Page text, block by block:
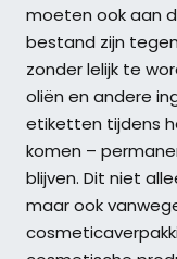
moeten ook aan
bestand zijn
zonder lelijk te
oliën en andere
etiketten tijdens
komen –
blijven. Dit niet
maar ook